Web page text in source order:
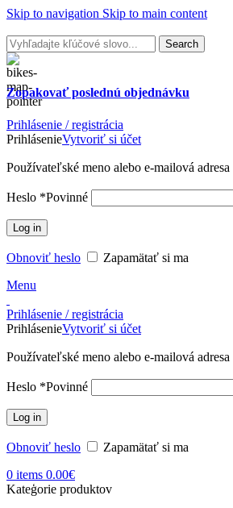
Skip to navigation Skip to main content
Search
Zopakovať poslednú objednávku
Prihlásenie / registrácia
PrihlásenieVytvoriť si účet
Používateľské meno alebo e-mailová adresa
Heslo *Povinné
Log in
Obnoviť heslo
Zapamätať si ma
Menu
Prihlásenie / registrácia
PrihlásenieVytvoriť si účet
Používateľské meno alebo e-mailová adresa
Heslo *Povinné
Log in
Obnoviť heslo
Zapamätať si ma
0 items 0.00€
Kateģorie produktov